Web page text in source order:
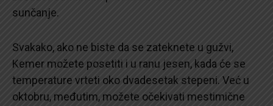
sunčanje.
Svakako, ako ne biste da se zateknete u gužvi,
Kemer možete posetiti i u ranu jesen, kada će se
temperature vrteti oko dvadesetak stepeni. Već u
oktobru, međutim, možete očekivati mestimične